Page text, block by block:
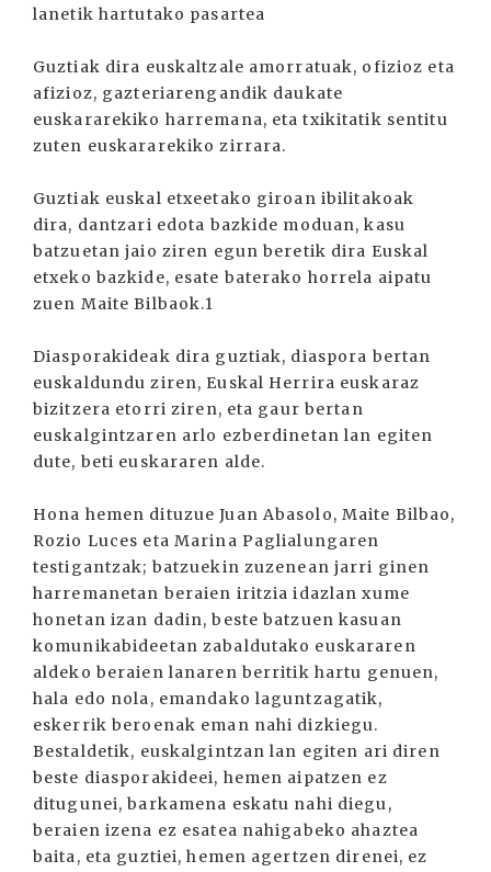
lanetik hartutako pasartea
Guztiak dira euskaltzale amorratuak, ofizioz eta
afizioz, gazteriarengandik daukate
euskararekiko harremana, eta txikitatik sentitu
zuten euskararekiko zirrara.
Guztiak euskal etxeetako giroan ibilitakoak
dira, dantzari edota bazkide moduan, kasu
batzuetan jaio ziren egun beretik dira Euskal
etxeko bazkide, esate baterako horrela aipatu
zuen Maite Bilbaok.1
Diasporakideak dira guztiak, diaspora bertan
euskaldundu ziren, Euskal Herrira euskaraz
bizitzera etorri ziren, eta gaur bertan
euskalgintzaren arlo ezberdinetan lan egiten
dute, beti euskararen alde.
Hona hemen dituzue Juan Abasolo, Maite Bilbao,
Rozio Luces eta Marina Paglialungaren
testigantzak; batzuekin zuzenean jarri ginen
harremanetan beraien iritzia idazlan xume
honetan izan dadin, beste batzuen kasuan
komunikabideetan zabaldutako euskararen
aldeko beraien lanaren berritik hartu genuen,
hala edo nola, emandako laguntzagatik,
eskerrik beroenak eman nahi dizkiegu.
Bestaldetik, euskalgintzan lan egiten ari diren
beste diasporakideei, hemen aipatzen ez
ditugunei, barkamena eskatu nahi diegu,
beraien izena ez esatea nahigabeko ahaztea
baita, eta guztiei, hemen agertzen direnei, ez